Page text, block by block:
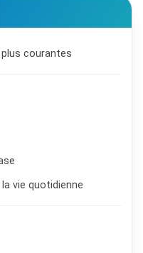
courantes
vie quotidienne